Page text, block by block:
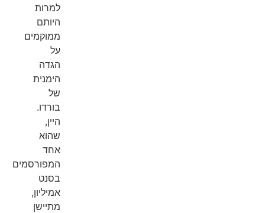
למרות
היותם
ממוקמים
על
הגדה
הימנית
של
בורדו.
היין,
שהוא
אחד
המפורסמים
בסנט
אמיליון,
מתיישן